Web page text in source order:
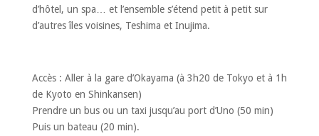
d’hôtel, un spa… et l’ensemble s’étend petit à petit sur
d’autres îles voisines, Teshima et Inujima.
Accès : Aller à la gare d’Okayama (à 3h20 de Tokyo et à 1h
de Kyoto en Shinkansen)
Prendre un bus ou un taxi jusqu’au port d’Uno (50 min)
Puis un bateau (20 min).